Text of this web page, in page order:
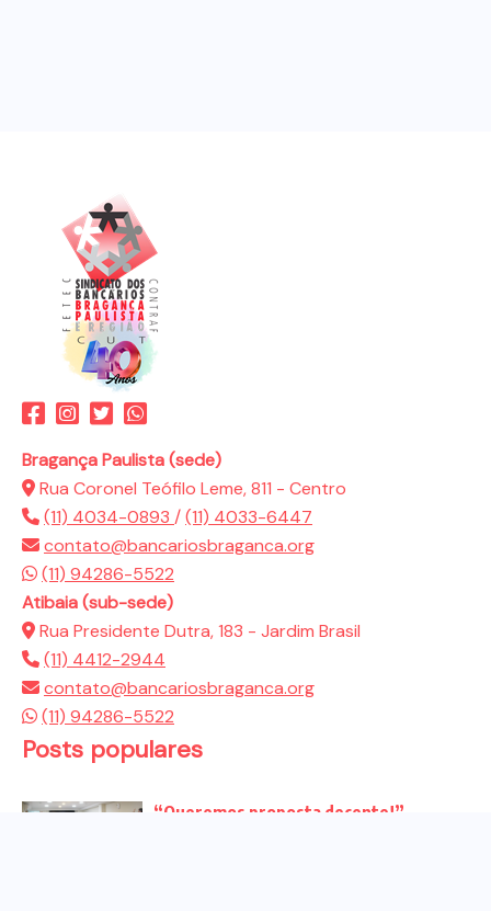
Bragança Paulista (sede)
Rua Coronel Teófilo Leme, 811 - Centro
(11) 4034-0893 /(11) 4033-6447
contato@bancariosbraganca.org
(11) 94286-5522
Atibaia (sub-sede)
Rua Presidente Dutra, 183 - Jardim Brasil
(11) 4412-2944
contato@bancariosbraganca.org
(11) 94286-5522
Posts populares
“Queremos proposta decente!”